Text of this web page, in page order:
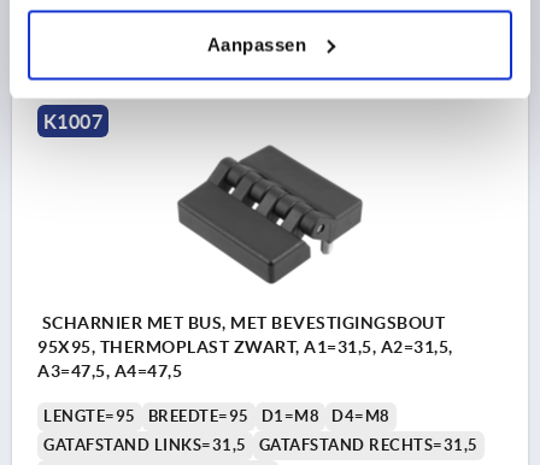
Aanpassen
8,98 €
K1007
SCHARNIER MET BUS, MET BEVESTIGINGSBOUT
95X95, THERMOPLAST ZWART, A1=31,5, A2=31,5,
A3=47,5, A4=47,5
LENGTE=95 BREEDTE=95 D1=M8
D4=M8
GATAFSTAND LINKS=31,5
GATAFSTAND RECHTS=31,5